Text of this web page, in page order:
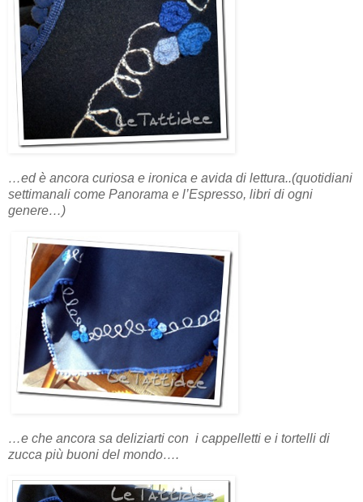
…ed è ancora curiosa e ironica e avida di lettura..(quotidiani
settimanali come Panorama e l’Espresso, libri di ogni
genere…)
…e che ancora sa deliziarti con i cappelletti e i tortelli di
zucca più buoni del mondo….